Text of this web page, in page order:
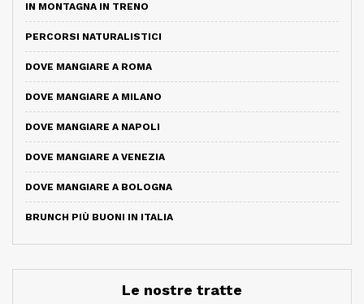
IN MONTAGNA IN TRENO
PERCORSI NATURALISTICI
DOVE MANGIARE A ROMA
DOVE MANGIARE A MILANO
DOVE MANGIARE A NAPOLI
DOVE MANGIARE A VENEZIA
DOVE MANGIARE A BOLOGNA
BRUNCH PIÙ BUONI IN ITALIA
Le nostre tratte